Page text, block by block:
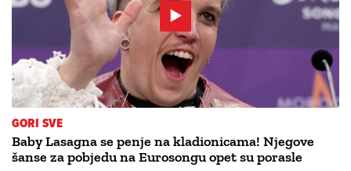
GORI SVE
Baby Lasagna se penje na kladionicama! Njegove
šanse za pobjedu na Eurosongu opet su porasle